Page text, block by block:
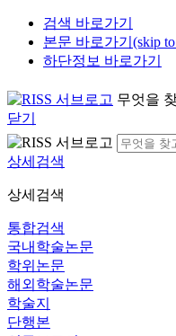
검색 바로가기
본문 바로가기(skip to
하단정보 바로가기
무엇을
닫기
상세검색
상세검색
통합검색
국내학술논문
학위논문
해외학술논문
학술지
단행본